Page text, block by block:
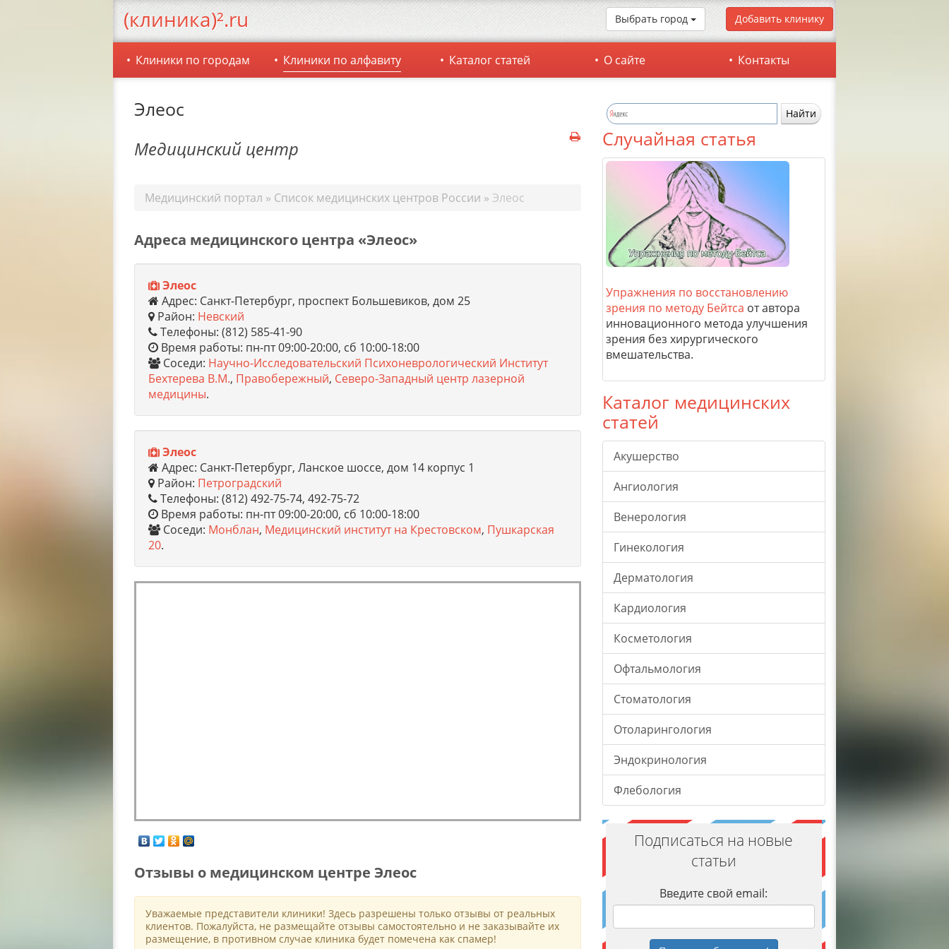
Элеос
Медицинский центр
Медицинский портал » Список медицинских центров России » Элеос
Адреса медицинского центра «Элеос»
Элеос
Адрес: Санкт-Петербург, проспект Большевиков, дом 25
Район: Невский
Телефоны: (812) 585-41-90
Время работы: пн-пт 09:00-20:00, сб 10:00-18:00
Соседи: Научно-Исследовательский Психоневрологический Институт
Бехтерева В.М., Правобережный, Северо-Западный центр лазерной
медицины.
Элеос
Адрес: Санкт-Петербург, Ланское шоссе, дом 14 корпус 1
Район: Петроградский
Телефоны: (812) 492-75-74, 492-75-72
Время работы: пн-пт 09:00-20:00, сб 10:00-18:00
Соседи: Монблан, Медицинский институт на Крестовском, Пушкарская
20.
Отзывы о медицинском центре Элеос
Уважаемые представители клиники! Здесь разрешены только отзывы от реальных
клиентов. Пожалуйста, не размещайте отзывы самостоятельно и не заказывайте их
размещение, в противном случае клиника будет помечена как спамер!
Случайная статья
Упражнения по восстановлению
зрения по методу Бейтса от автора
инновационного метода улучшения
зрения без хирургического
вмешательства.
Каталог медицинских
статей
Акушерство
Ангиология
Венерология
Гинекология
Дерматология
Кардиология
Косметология
Офтальмология
Стоматология
Отоларингология
Эндокринология
Флебология
Подписаться на новые
статьи
Введите свой email:
(клиника)².ru Выбрать город Добавить клинику
Клиники по городам Клиники по алфавиту Каталог статей О сайте Контакты